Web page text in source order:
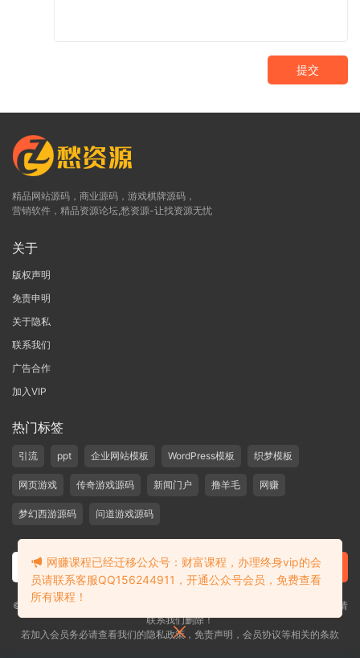
提交
精品网站源码，商业源码，游戏棋牌源码，
营销软件，精品资源论坛,愁资源-让找资源无忧
关于
版权声明
免责申明
关于隐私
联系我们
广告合作
加入VIP
热门标签
引流 ppt 企业网站模板 WordPress模板 织梦模板
网页游戏 传奇游戏源码 新闻门户 撸羊毛 网赚
梦幻西游源码 问道游戏源码
©2019-2020 愁资源 站内大部分资源收集于网络，若侵犯了您的合法权益，请
联系我们删除！
若加入会员务必请查看我们的隐私政策，免责声明，会员协议等相关的条款
网赚课程已经迁移公众号：财富课程，办理终身vip的会
员请联系客服QQ156244911，开通公众号会员，免费查看
所有课程！